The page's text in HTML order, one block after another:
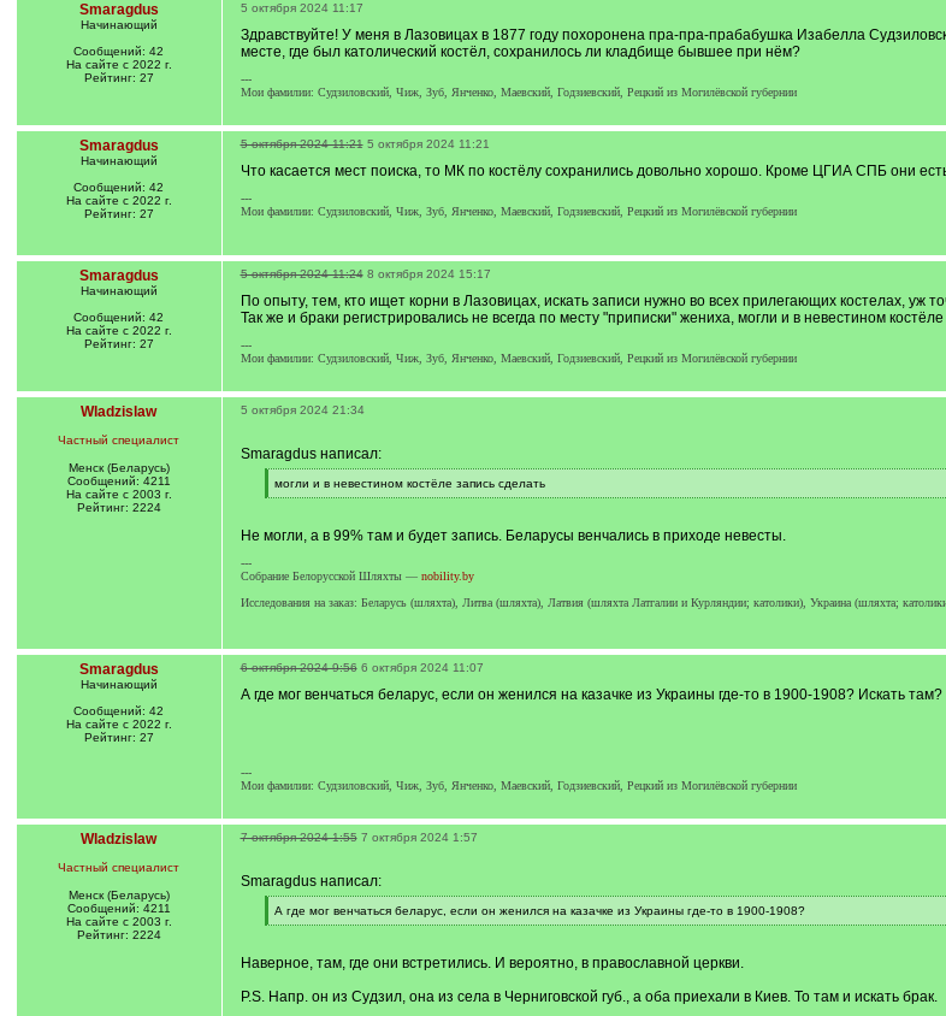
Smaragdus
Начинающий
Сообщений: 42
На сайте с 2022 г.
Рейтинг: 27
5 октября 2024 11:17
Здравствуйте! У меня в Лазовицах в 1877 году похоронена пра-пра-прабабушка Изабелла
месте, где был католический костёл, сохранилось ли кладбище бывшее при нём?
---
Мои фамилии: Судзиловский, Чиж, Зуб, Янченко, Маевский, Годзиевский, Рецкий из Могилёвской губернии
Smaragdus
Начинающий
Сообщений: 42
На сайте с 2022 г.
Рейтинг: 27
5 октября 2024 11:21 5 октября 2024 11:21
Что касается мест поиска, то МК по костёлу сохранились довольно хорошо. Кроме ЦГИА СПБ они
---
Мои фамилии: Судзиловский, Чиж, Зуб, Янченко, Маевский, Годзиевский, Рецкий из Могилёвской губернии
Smaragdus
Начинающий
Сообщений: 42
На сайте с 2022 г.
Рейтинг: 27
5 октября 2024 11:24 8 октября 2024 15:17
По опыту, тем, кто ищет корни в Лазовицах, искать записи нужно во всех прилегающих костелах, уж
Так же и браки регистрировались не всегда по месту "приписки" жениха, могли и в невестином
---
Мои фамилии: Судзиловский, Чиж, Зуб, Янченко, Маевский, Годзиевский, Рецкий из Могилёвской губернии
Wladzislaw
Частный специалист
Менск (Беларусь)
Сообщений: 4211
На сайте с 2003 г.
Рейтинг: 2224
5 октября 2024 21:34
Smaragdus написал:
[
q
могли и в невестином костёле запись сделать
[
]
Не могли, а в 99% там и будет запись. Беларусы венчались в приходе невесты.
---
Собрание Белорусской Шляхты — nobility.by
Исследования на заказ: Беларусь (шляхта), Литва (шляхта), Латвия (шляхта Латгалии и Курляндии; католики), Украина (шляхта;
Smaragdus
Начинающий
Сообщений: 42
На сайте с 2022 г.
Рейтинг: 27
6 октября 2024 9:56 6 октября 2024 11:07
А где мог венчаться беларус, если он женился на казачке из Украины где-то в 1900-1908? Искать там?
---
Мои фамилии: Судзиловский, Чиж, Зуб, Янченко, Маевский, Годзиевский, Рецкий из Могилёвской губернии
Wladzislaw
Частный специалист
Менск (Беларусь)
Сообщений: 4211
На сайте с 2003 г.
Рейтинг: 2224
7 октября 2024 1:55 7 октября 2024 1:57
Smaragdus написал:
[
q
А где мог венчаться беларус, если он женился на казачке из Украины где-то в 1900-1908?
[
]
Наверное, там, где они встретились. И вероятно, в православной церкви.
P.S. Напр. он из Судзил, она из села в Черниговской губ., а оба приехали в Киев. То там и искать брак.